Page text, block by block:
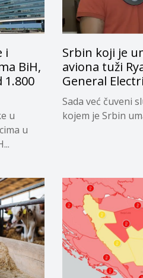
i
BiH,
1.800
u
u
Srbin koji je
aviona tuži
General
Sada već čuveni
kojem je Srbin